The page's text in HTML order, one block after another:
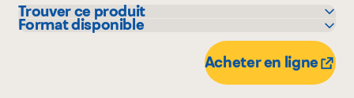
Trouver ce produit
IGA
Format disponible
Acheter en ligne